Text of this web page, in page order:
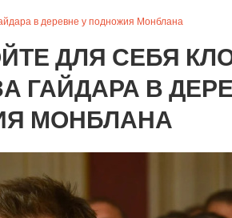
в деревне у подножия Монблана
ДЛЯ СЕБЯ
ГАЙДАРА В
МОНБЛАНА